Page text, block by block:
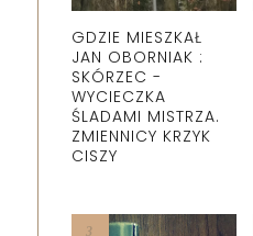
GDZIE MIESZKAŁ
JAN OBORNIAK :
SKÓRZEC -
WYCIECZKA
ŚLADAMI MISTRZA.
ZMIENNICY KRZYK
CISZY